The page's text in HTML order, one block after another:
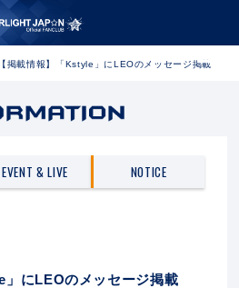
【掲載情報】「Kstyle」にLEOのメッセージ掲載
EVENT & LIVE NOTICE
」にLEOのメッセージ掲載